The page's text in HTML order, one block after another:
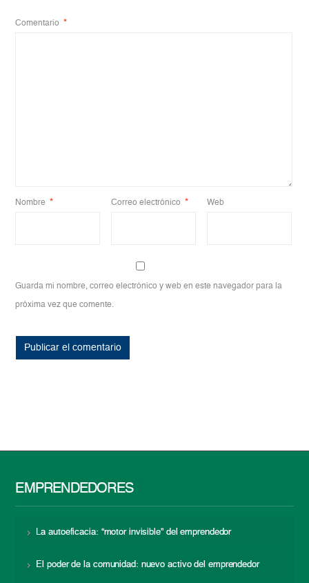
Comentario *
Nombre * Correo electrónico * Web
Guarda mi nombre, correo electrónico y web en este navegador para la
próxima vez que comente.
EMPRENDEDORES
La autoeficacia: “motor invisible” del emprendedor
El poder de la comunidad: nuevo activo del emprendedor